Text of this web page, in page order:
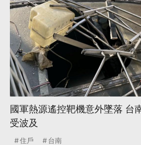
國軍熱源遙控靶機意外墜落 台
受波及
住戶 台南